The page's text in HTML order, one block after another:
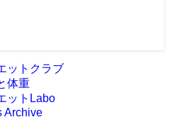
ットクラブ
体重
ットLabo
Archive